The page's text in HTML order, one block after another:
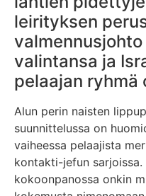
leirityksen
valintansa ja
pelaajan ryhmä
Alun perin naisten
suunnittelussa on
vaiheessa pelaajista
kontakti-jefun
kokoonpanossa onkin